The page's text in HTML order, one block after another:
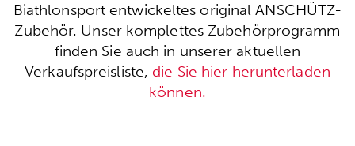
Biathlonsport entwickeltes original ANSCHÜTZ-
Zubehör. Unser komplettes Zubehörprogramm
finden Sie auch in unserer aktuellen
Verkaufspreisliste, die Sie hier herunterladen
können.